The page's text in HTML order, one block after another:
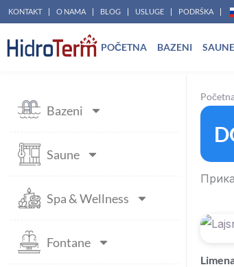
Пређи
садржај
KONTAKT O NAMA BLOG USLUGE PODRŠKA
POČETNA BAZENI SAUNE
Bazeni
Saune
Spa & Wellness
Fontane